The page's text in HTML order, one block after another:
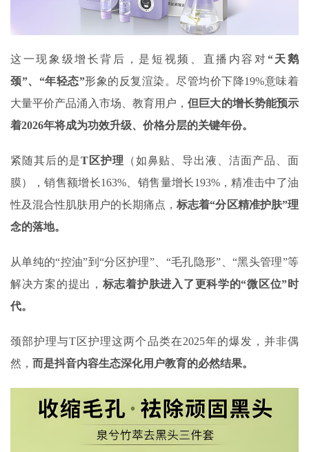
这一现象级增长背后，是短视频、直播内容对“天鹅
颈”、“年轻态”形象的反复渲染。尽管均价下降19%意味着
大量平价产品涌入市场、教育用户，但巨大的增长势能预示
着2026年将成为功效升级、价格分层的关键年份。
紧随其后的是‌T区护理 （如鼻贴、导出液、洁面产品、面
膜）‌，销售额增长‌163%、销售量增长193%‌，精准击中了油
性及混合性肌肤用户的长期痛点，标志着“分区精准护肤”理
念的落地。
从单纯的“控油”到“分区护理”、“毛孔隐形”、“黑头管理”等
解决方案的提出， 标志着护肤进入了更科学的“微区位”时
代。
颈部护理与T区护理这两个品类在2025年的爆发，并非偶
然， 而是抖音内容生态深化用户教育的必然结果。